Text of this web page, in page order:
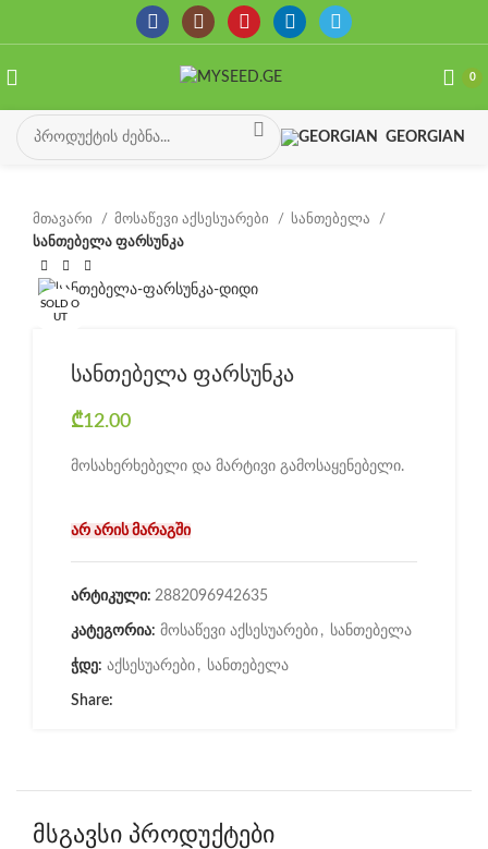
0
GEORGIAN
მთავარი მოსაწევი აქსესუარები
სანთებელა
სანთებელა ფარსუნკა
SOLD O
UT
სანთებელა ფარსუნკა
₾12.00
მოსახერხებელი და მარტივი გამოსაყენებელი.
არ არის მარაგში
არტიკული: 2882096942635
კატეგორია: მოსაწევი აქსესუარები , სანთებელა
ჭდე: აქსესუარები , სანთებელა
Share:
მსგავსი პროდუქტები